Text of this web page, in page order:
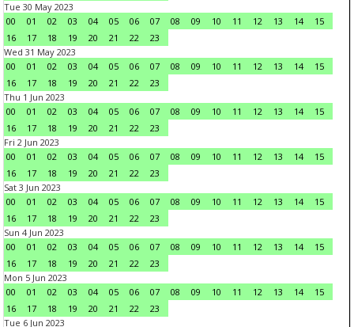
Tue 30 May 2023
00
01 02 03 04 05 06 07 08 09 10 11 12 13 14
15
16
17 18 19 20 21 22
23
Wed 31 May 2023
00
01 02 03 04 05 06 07 08 09 10 11 12 13 14
15
16
17 18 19 20 21 22
23
Thu 1 Jun 2023
00
01 02 03 04 05 06 07 08 09 10 11 12 13 14
15
16
17 18 19 20 21 22
23
Fri 2 Jun 2023
00
01 02 03 04 05 06 07 08 09 10 11 12 13 14
15
16
17 18 19 20 21 22
23
Sat 3 Jun 2023
00
01 02 03 04 05 06 07 08 09 10 11 12 13 14
15
16
17 18 19 20 21 22
23
Sun 4 Jun 2023
00
01 02 03 04 05 06 07 08 09 10 11 12 13 14
15
16
17 18 19 20 21 22
23
Mon 5 Jun 2023
00
01 02 03 04 05 06 07 08 09 10 11 12 13 14
15
16
17 18 19 20 21 22
23
Tue 6 Jun 2023